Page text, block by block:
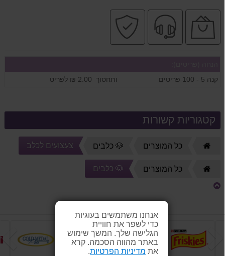
אנחנו משתמשים בעוגיות
כדי לשפר את חוויית
הגלישה שלך. המשך שימוש
באתר מהווה הסכמה. קרא
את מדיניות הפרטיות.
הנחה
כמותית
שירות
מקצועי
קנה 5 - 100 פריטים
ותחסוך 2.00 ₪ לפריט
קטגוריות קשורות
כל המוצרים 🐶 כלבים צעצועים לכלב
כל המוצרים 🐶 כלבים
הקודם